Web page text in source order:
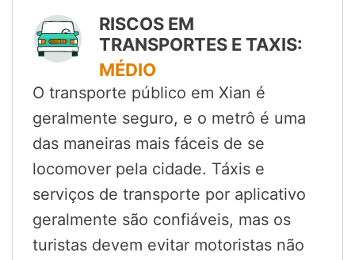
RISCOS EM
TRANSPORTES E TAXIS:
MÉDIO
O transporte público em Xian é
geralmente seguro, e o metrô é uma
das maneiras mais fáceis de se
locomover pela cidade. Táxis e
serviços de transporte por aplicativo
geralmente são confiáveis, mas os
turistas devem evitar motoristas não